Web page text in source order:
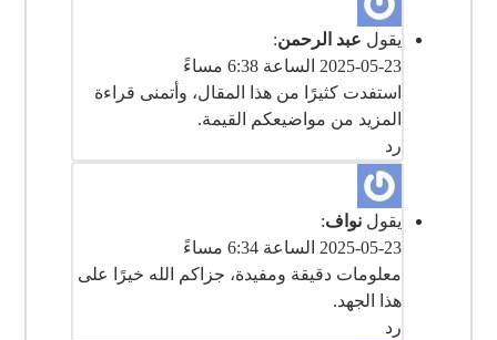
يقول عبد الرحمن:
2025-05-23 الساعة 6:38 مساءً
استفدت كثيرًا من هذا المقال، وأتمنى قراءة
المزيد من مواضيعكم القيمة.
رد
يقول نواف:
2025-05-23 الساعة 6:34 مساءً
معلومات دقيقة ومفيدة، جزاكم الله خيرًا على
هذا الجهد.
رد